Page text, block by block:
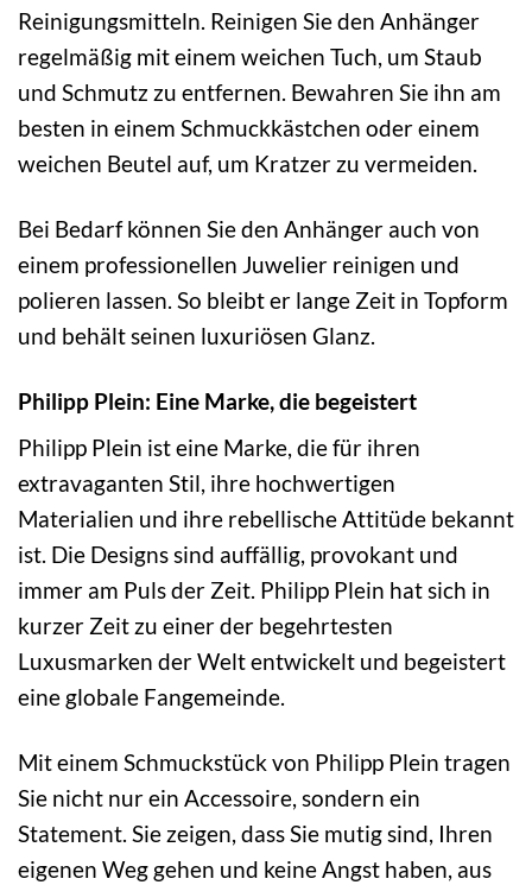
Reinigungsmitteln. Reinigen Sie den Anhänger
regelmäßig mit einem weichen Tuch, um Staub
und Schmutz zu entfernen. Bewahren Sie ihn am
besten in einem Schmuckkästchen oder einem
weichen Beutel auf, um Kratzer zu vermeiden.
Bei Bedarf können Sie den Anhänger auch von
einem professionellen Juwelier reinigen und
polieren lassen. So bleibt er lange Zeit in Topform
und behält seinen luxuriösen Glanz.
Philipp Plein: Eine Marke, die begeistert
Philipp Plein ist eine Marke, die für ihren
extravaganten Stil, ihre hochwertigen
Materialien und ihre rebellische Attitüde bekannt
ist. Die Designs sind auffällig, provokant und
immer am Puls der Zeit. Philipp Plein hat sich in
kurzer Zeit zu einer der begehrtesten
Luxusmarken der Welt entwickelt und begeistert
eine globale Fangemeinde.
Mit einem Schmuckstück von Philipp Plein tragen
Sie nicht nur ein Accessoire, sondern ein
Statement. Sie zeigen, dass Sie mutig sind, Ihren
eigenen Weg gehen und keine Angst haben, aus